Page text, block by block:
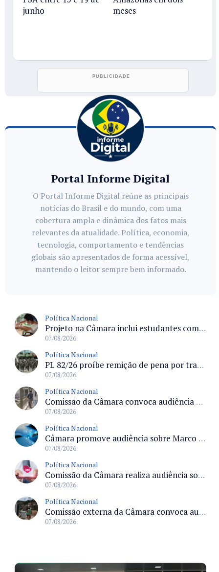
junho
meses
Portal Informe Digital
O Portal Informe Digital reúne as principais
notícias do Brasil e do mundo, com uma
cobertura ampla e dinâmica dos fatos mais
relevantes da atualidade. Política, economia,
tecnologia, comportamento e tendências
globais são apresentados de forma acessível,
mantendo o leitor sempre bem informado.
Política Nacional
Projeto na Câmara inclui estudantes com deficiência no regime escolar especial da LDB e estabelece critérios para frequência
07/08/2026
Política Nacional
PL 82/26 proíbe remição de pena por trabalho em funções militares para condenados por crimes contra o Estado Democrático de Direito
07/08/2026
Política Nacional
Comissão da Câmara convoca audiência para discutir misoginia nas escolas e universidades após divulgação de listas misóginas
07/08/2026
Política Nacional
Câmara promove audiência sobre Marco de Fomento à Economia Digital e impactos da inteligência artificial
07/08/2026
Política Nacional
Comissão da Câmara realiza audiência sobre apostas online para medir o tamanho do mercado ilegal
07/08/2026
Política Nacional
Comissão externa da Câmara convoca audiência pública sobre chuvas na Zona da Mata de Minas Gerais e impactos em Juiz de Fora
07/08/2026